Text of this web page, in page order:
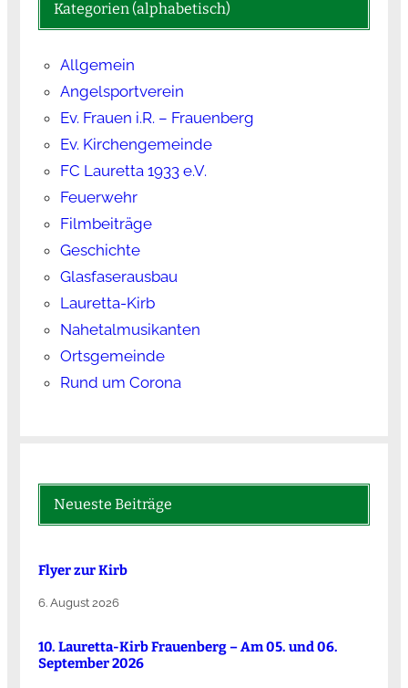
Kategorien (alphabetisch)
Allgemein
Angelsportverein
Ev. Frauen i.R. – Frauenberg
Ev. Kirchengemeinde
FC Lauretta 1933 e.V.
Feuerwehr
Filmbeiträge
Geschichte
Glasfaserausbau
Lauretta-Kirb
Nahetalmusikanten
Ortsgemeinde
Rund um Corona
Neueste Beiträge
Flyer zur Kirb
6. August 2026
10. Lauretta-Kirb Frauenberg – Am 05. und 06.
September 2026